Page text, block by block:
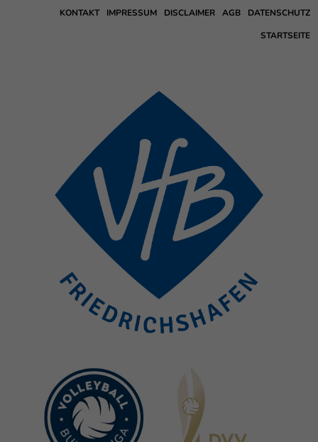
DATENSCHUTZ
AGB
DISCLAIMER
IMPRESSUM
KONTAKT
STARTSEITE